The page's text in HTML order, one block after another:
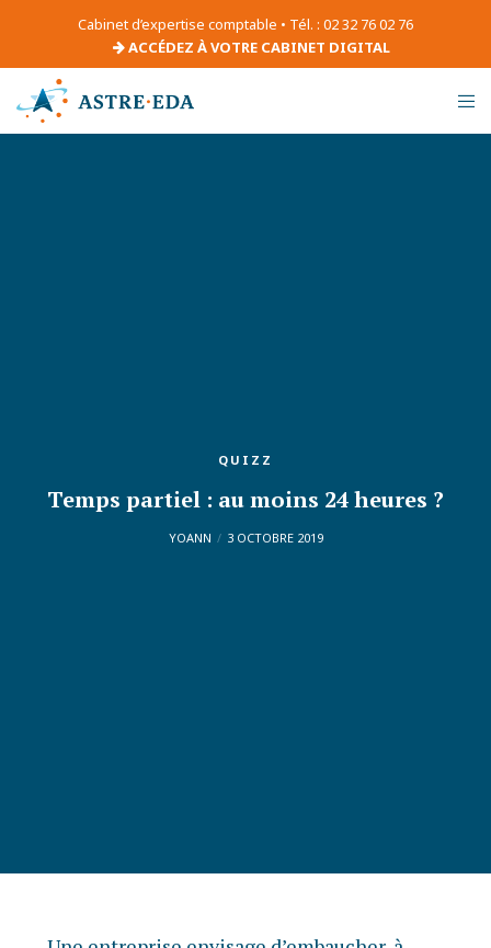
Cabinet d’expertise comptable • Tél. : 02 32 76 02 76
ACCÉDEZ À VOTRE CABINET DIGITAL
QUIZZ
Temps partiel : au moins 24 heures ?
YOANN 3 OCTOBRE 2019